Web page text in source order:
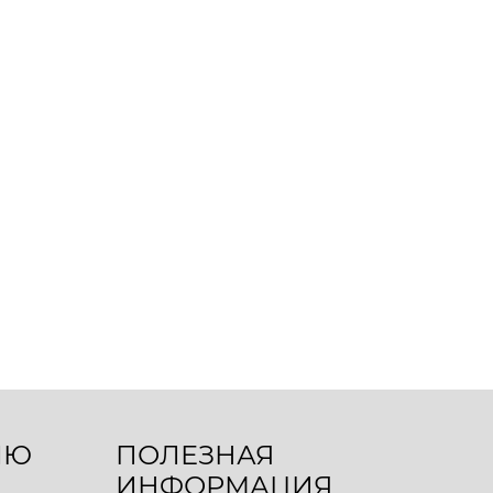
ПОЛЕЗНАЯ
ИНФОРМАЦИЯ